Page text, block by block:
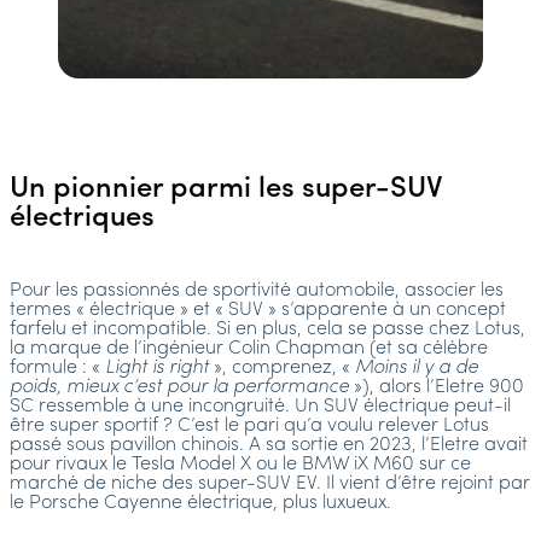
Un pionnier parmi les super-SUV
électriques
Pour les passionnés de sportivité automobile, associer les
termes « électrique » et « SUV » s’apparente à un concept
farfelu et incompatible. Si en plus, cela se passe chez Lotus,
la marque de l’ingénieur Colin Chapman (et sa célèbre
formule : « Light is right», comprenez, « Moins il y a de
poids, mieux c’est pour la performance »), alors l’Eletre 900
SC ressemble à une incongruité. Un SUV électrique peut-il
être super sportif ? C’est le pari qu’a voulu relever Lotus
passé sous pavillon chinois. A sa sortie en 2023, l’Eletre avait
pour rivaux le Tesla Model X ou le BMW iX M60 sur ce
marché de niche des super-SUV EV. Il vient d’être rejoint par
le Porsche Cayenne électrique, plus luxueux.